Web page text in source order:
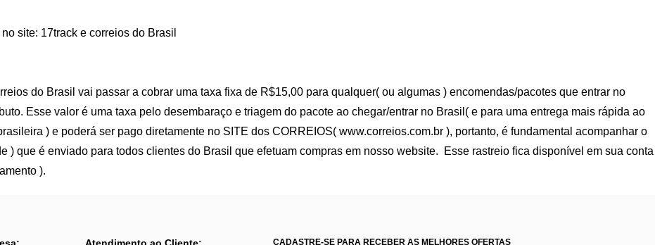
site: 17track e correios do Brasil
do Brasil vai passar a cobrar uma taxa fixa de R$15,00 para qualquer( ou algumas ) encomendas/pacotes que entrar no
Esse valor é uma taxa pelo desembaraço e triagem do pacote ao chegar/entrar no Brasil( e para uma entrega mais rápida ao
) e poderá ser pago diretamente no SITE dos CORREIOS( www.correios.com.br ), portanto, é fundamental acompanhar o
) que é enviado para todos clientes do Brasil que efetuam compras em nosso website. Esse rastreio fica disponível em sua conta
).
CADASTRE-SE PARA RECEBER AS MELHORES OFERTAS